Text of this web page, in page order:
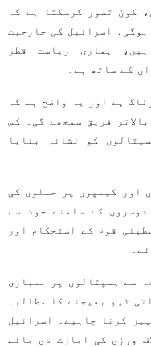
کون تصور کرسکتا ہے کہ
ہوگی، اسرائیل کی جارحیت
ہماری ریاست قطر
کے ساتھ ہے۔
ہے اور یہ واضح ہے کہ
فریق سمجھے گی۔ کس
صدی میں ہسپتالوں کو نشانہ بنایا
اور کیمپوں پر حملوں کی
دوسروں کے سامنے خود سے
قوم کے استحکام اور
سے ہسپتالوں پر بمباری
ٹیم بھیجنے کا مطالبہ
کرنا چاہیے۔ اسرائیل
ورزی کی اجازت دی جائے